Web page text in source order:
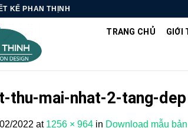
KẾ PHAN THỊNH
TRANG CHỦ GIỚI
thu-mai-nhat-2-tang-dep
2022 at 1256 × 964 in Download mẫu